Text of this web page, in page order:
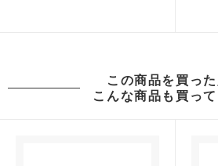
この商品を買っ
こんな商品も買っ